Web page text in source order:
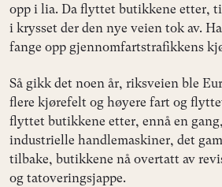
opp i lia. Da flyttet butikkene etter,
i krysset der den nye veien tok av.
fange opp gjennomfartstrafikkens
Så gikk det noen år, riksveien ble
flere kjørefelt og høyere fart og
flyttet butikkene etter, ennå en
industrielle handlemaskiner, det
tilbake, butikkene nå overtatt av
og tatoveringsjappe.